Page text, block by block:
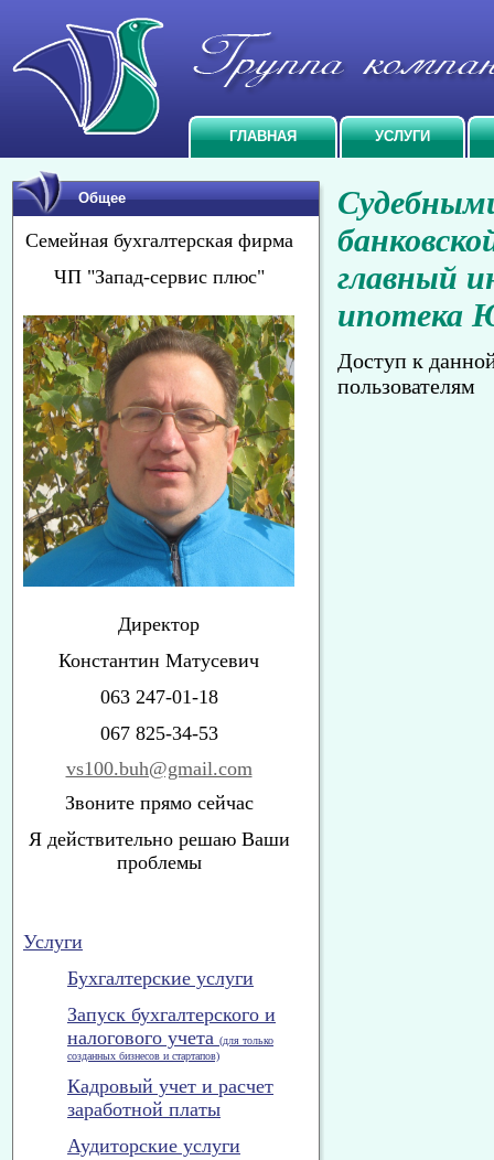
ГЛАВНАЯ УСЛУГИ
Общее
Семейная бухгалтерская фирма
ЧП "Запад-сервис плюс"
Директор
Константин Матусевич
063 247-01-18
067 825-34-53
vs100.buh@gmail.com
Звоните прямо сейчас
Я действительно решаю Ваши
проблемы
Услуги
Бухгалтерские услуги
Запуск бухгалтерского и
налогового учета (для только
созданных бизнесов и стартапов)
Кадровый учет и расчет
заработной платы
Аудиторские услуги
главный
ипотека
Доступ к
пользователям